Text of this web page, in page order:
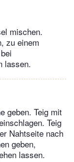
mischen.
zu einem
lassen.
geben. Teig mit
Teig
Nahtseite nach
geben,
lassen.